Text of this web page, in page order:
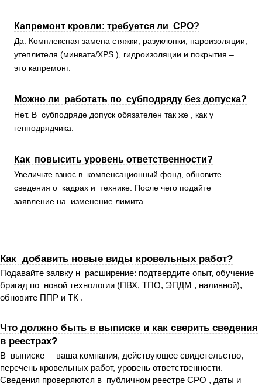
Капремонт кровли: требуется ли СРО?
Да. Комплексная замена стяжки, разуклонки, пароизоляции,
утеплителя (минвата/XPS ), гидроизоляции и покрытия –
это капремонт.
Можно ли работать по субподряду без допуска?
Нет. В субподряде допуск обязателен так же , как у
генподрядчика.
Как повысить уровень ответственности?
Увеличьте взнос в компенсационный фонд, обновите
сведения о кадрах и технике. После чего подайте
заявление на изменение лимита.
Как добавить новые виды кровельных работ?
Подавайте заявку н расширение: подтвердите опыт, обучение
бригад по новой технологии (ПВХ, ТПО, ЭПДМ , наливной),
обновите ППР и ТК .
Что должно быть в выписке и как сверить сведения
в реестрах?
В выписке – ваша компания, действующее свидетельство,
перечень кровельных работ, уровень ответственности.
Сведения проверяются в публичном реестре СРО , даты и